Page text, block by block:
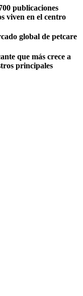
publicaciones
viven en el centro
global de petcare
que más crece a
principales